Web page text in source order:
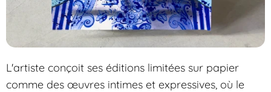
L'artiste conçoit ses éditions limitées sur papier
comme des œuvres intimes et expressives, où le